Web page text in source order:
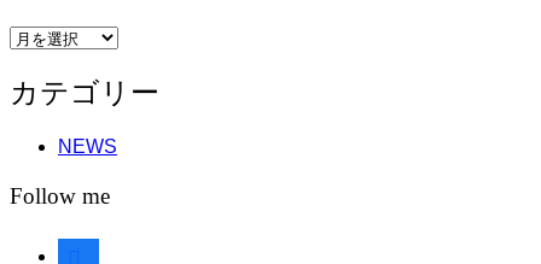
ア
カ
イ
カテゴリー
NEWS
Follow me
facebook